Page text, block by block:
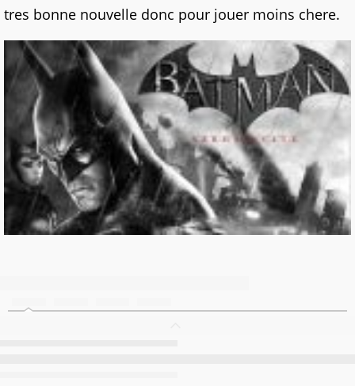
tres bonne nouvelle donc pour jouer moins chere.